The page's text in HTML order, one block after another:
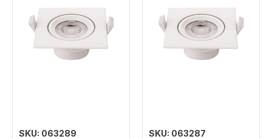
SKU: 063289 SKU: 063287